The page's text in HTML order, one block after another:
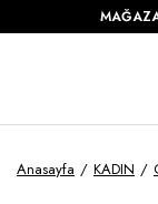
Anasayfa KADIN